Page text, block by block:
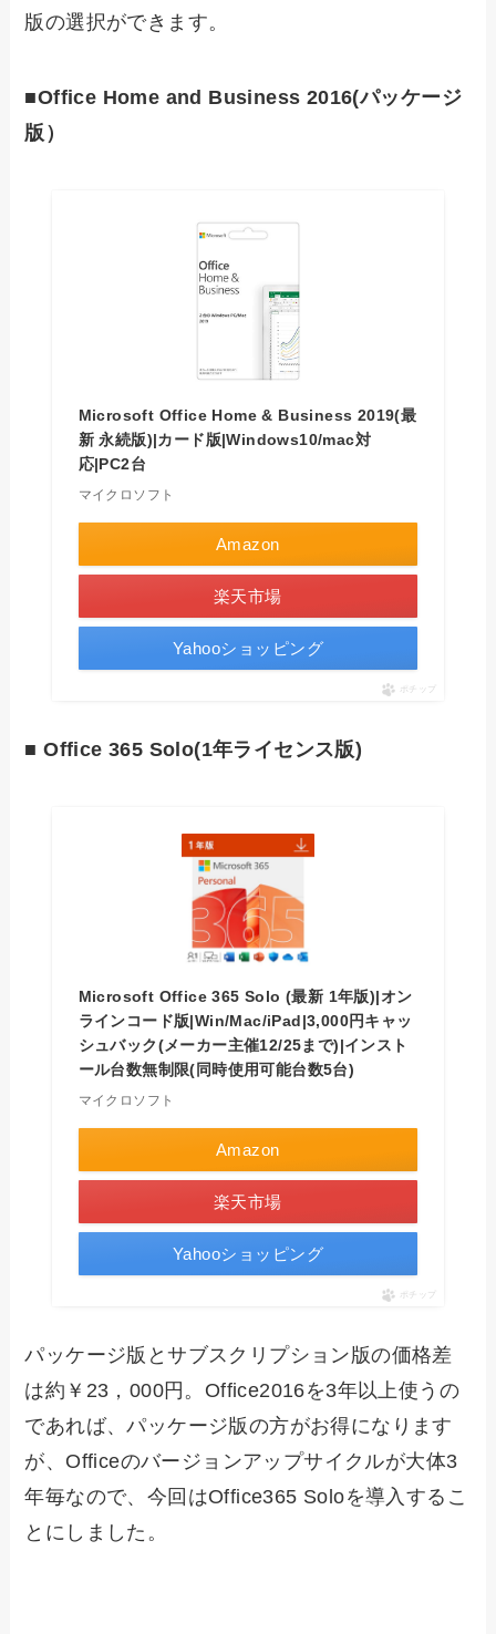
版の選択ができます。
■Office Home and Business 2016(パッケージ
版）
Microsoft Office Home & Business 2019(最
新 永続版)|カード版|Windows10/mac対
応|PC2台
マイクロソフト
Amazon
楽天市場
Yahooショッピング
ポチップ
■ Office 365 Solo(1年ライセンス版)
Microsoft Office 365 Solo (最新 1年版)|オン
ラインコード版|Win/Mac/iPad|3,000円キャッ
シュバック(メーカー主催12/25まで)|インスト
ール台数無制限(同時使用可能台数5台)
マイクロソフト
Amazon
楽天市場
Yahooショッピング
ポチップ
パッケージ版とサブスクリプション版の価格差
は約￥23，000円。Office2016を3年以上使うの
であれば、パッケージ版の方がお得になります
が、Officeのバージョンアップサイクルが大体3
年毎なので、今回はOffice365 Soloを導入するこ
とにしました。